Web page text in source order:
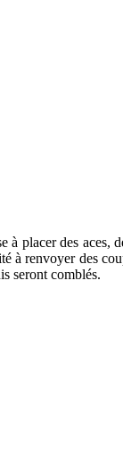
placer des aces,
à renvoyer des
seront comblés.